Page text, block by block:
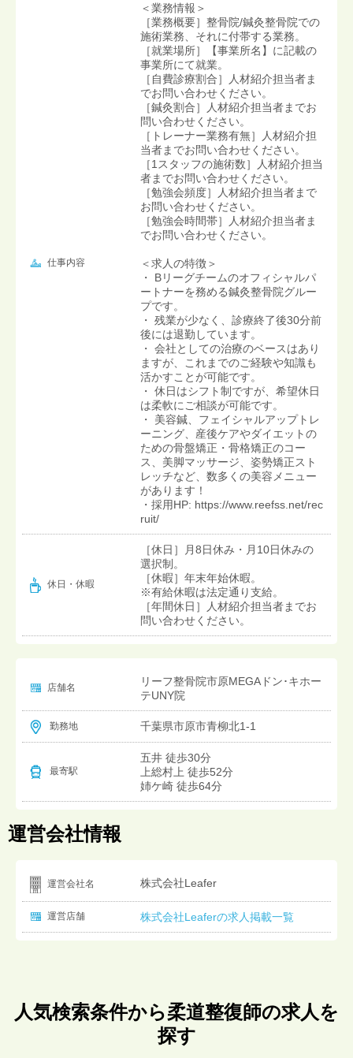
仕事内容
＜業務情報＞
［業務概要］整骨院/鍼灸整骨院での
施術業務、それに付帯する業務。
［就業場所］【事業所名】に記載の
事業所にて就業。
［自費診療割合］人材紹介担当者ま
でお問い合わせください。
［鍼灸割合］人材紹介担当者までお
問い合わせください。
［トレーナー業務有無］人材紹介担
当者までお問い合わせください。
［1スタッフの施術数］人材紹介担当
者までお問い合わせください。
［勉強会頻度］人材紹介担当者まで
お問い合わせください。
［勉強会時間帯］人材紹介担当者ま
でお問い合わせください。
＜求人の特徴＞
・ Bリーグチームのオフィシャルパ
ートナーを務める鍼灸整骨院グルー
プです。
・ 残業が少なく、診療終了後30分前
後には退勤しています。
・ 会社としての治療のベースはあり
ますが、これまでのご経験や知識も
活かすことが可能です。
・ 休日はシフト制ですが、希望休日
は柔軟にご相談が可能です。
・ 美容鍼、フェイシャルアップトレ
ーニング、産後ケアやダイエットの
ための骨盤矯正・骨格矯正のコー
ス、美脚マッサージ、姿勢矯正スト
レッチなど、数多くの美容メニュー
があります！
・採用HP: https://www.reefss.net/rec
ruit/
休日・休暇
［休日］月8日休み・月10日休みの
選択制。
［休暇］年末年始休暇。
※有給休暇は法定通り支給。
［年間休日］人材紹介担当者までお
問い合わせください。
店舗名
リーフ整骨院市原MEGAドン･キホー
テUNY院
勤務地 千葉県市原市青柳北1-1
最寄駅
五井 徒歩30分
上総村上 徒歩52分
姉ケ崎 徒歩64分
運営会社情報
運営会社名 株式会社Leafer
運営店舗 株式会社Leaferの求人掲載一覧
人気検索条件から柔道整復師の求人を
探す